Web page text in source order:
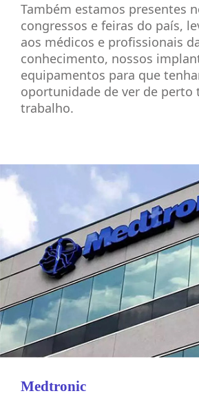
Também estamos presentes
congressos e feiras do país,
aos médicos e profissionais
conhecimento, nossos
equipamentos para que
oportunidade de ver de perto
trabalho.
Medtronic